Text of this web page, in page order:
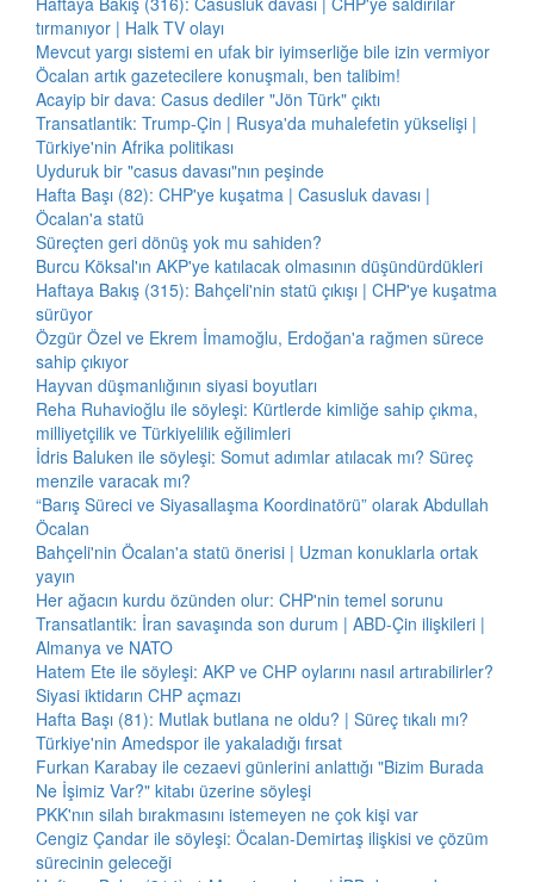
tırmanıyor | Halk TV olayı
Mevcut yargı sistemi en ufak bir iyimserliğe bile izin vermiyor
Öcalan artık gazetecilere konuşmalı, ben talibim!
Acayip bir dava: Casus dediler "Jön Türk" çıktı
Transatlantik: Trump-Çin | Rusya'da muhalefetin yükselişi |
Türkiye'nin Afrika politikası
Uyduruk bir "casus davası"nın peşinde
Hafta Başı (82): CHP'ye kuşatma | Casusluk davası |
Öcalan'a statü
Süreçten geri dönüş yok mu sahiden?
Burcu Köksal'ın AKP'ye katılacak olmasının düşündürdükleri
Haftaya Bakış (315): Bahçeli'nin statü çıkışı | CHP'ye kuşatma
sürüyor
Özgür Özel ve Ekrem İmamoğlu, Erdoğan'a rağmen sürece
sahip çıkıyor
Hayvan düşmanlığının siyasi boyutları
Reha Ruhavioğlu ile söyleşi: Kürtlerde kimliğe sahip çıkma,
milliyetçilik ve Türkiyelilik eğilimleri
İdris Baluken ile söyleşi: Somut adımlar atılacak mı? Süreç
menzile varacak mı?
“Barış Süreci ve Siyasallaşma Koordinatörü” olarak Abdullah
Öcalan
Bahçeli'nin Öcalan'a statü önerisi | Uzman konuklarla ortak
yayın
Her ağacın kurdu özünden olur: CHP'nin temel sorunu
Transatlantik: İran savaşında son durum | ABD-Çin ilişkileri |
Almanya ve NATO
Hatem Ete ile söyleşi: AKP ve CHP oylarını nasıl artırabilirler?
Siyasi iktidarın CHP açmazı
Hafta Başı (81): Mutlak butlana ne oldu? | Süreç tıkalı mı?
Türkiye'nin Amedspor ile yakaladığı fırsat
Furkan Karabay ile cezaevi günlerini anlattığı "Bizim Burada
Ne İşimiz Var?" kitabı üzerine söyleşi
PKK'nın silah bırakmasını istemeyen ne çok kişi var
Cengiz Çandar ile söyleşi: Öcalan-Demirtaş ilişkisi ve çözüm
sürecinin geleceği